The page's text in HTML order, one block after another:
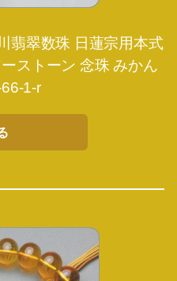
翡翠数珠 日蓮宗用本式
ストーン 念珠 みかん
1-r